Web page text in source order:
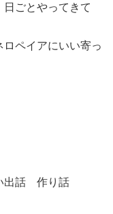
ごとやってきて
ペイアにいい寄っ
出話 作り話